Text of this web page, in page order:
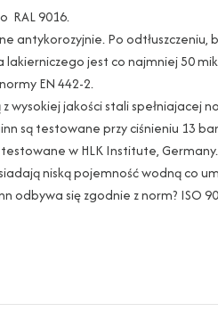
RAL 9016.
antykorozyjnie. Po
lakierniczego jest co najmniej 50
EN 442-2.
wysokiej jakości stali spełniajacej
są testowane przy ciśnieniu 13
w HLK Institute,
niską pojemność wodną co
odbywa się zgodnie z norm? ISO